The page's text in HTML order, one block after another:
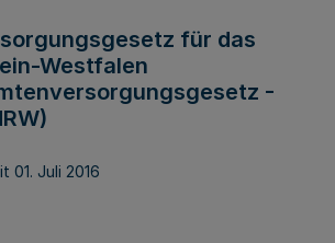
für das
Westfalen
-
01. Juli 2016